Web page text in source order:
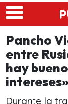
Skip to main
Pancho
entre
hay
intereses»
Durante la